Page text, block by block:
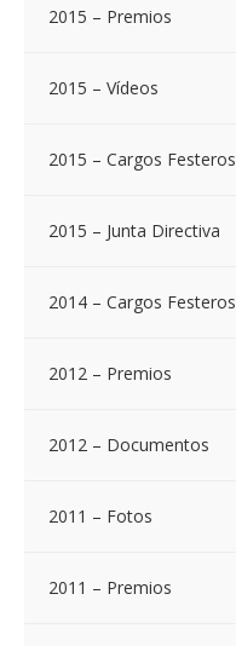
2015 – Premios
2015 – Vídeos
2015 – Cargos Festeros
2015 – Junta Directiva
2014 – Cargos Festeros
2012 – Premios
2012 – Documentos
2011 – Fotos
2011 – Premios